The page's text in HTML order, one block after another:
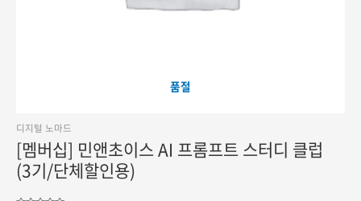
품절
디지털 노마드
[멤버십] 민앤초이스 AI 프롬프트 스터디 클럽
(3기/단체할인용)